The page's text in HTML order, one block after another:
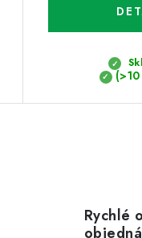
Rychlé